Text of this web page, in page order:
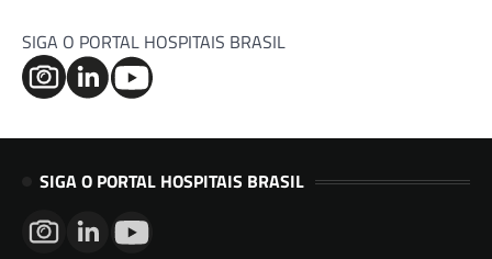
SIGA O PORTAL HOSPITAIS BRASIL
SIGA O PORTAL HOSPITAIS BRASIL